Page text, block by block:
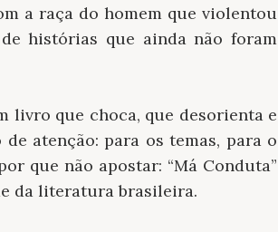
a raça do homem que violentou
histórias que ainda não foram
livro que choca, que desorienta e
atenção: para os temas, para o
que não apostar: “Má Conduta”
da literatura brasileira.